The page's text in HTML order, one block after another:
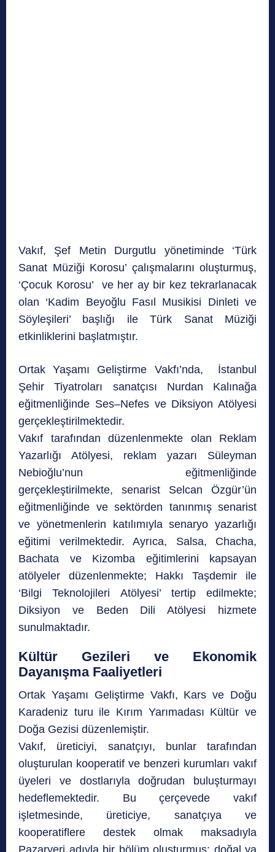
Vakıf, Şef Metin Durgutlu yönetiminde ‘Türk
Sanat Müziği Korosu’ çalışmalarını oluşturmuş,
‘Çocuk Korosu’ ve her ay bir kez tekrarlanacak
olan ‘Kadim Beyoğlu Fasıl Musikisi Dinleti ve
Söyleşileri’ başlığı ile Türk Sanat Müziği
etkinliklerini başlatmıştır.
Ortak Yaşamı Geliştirme Vakfı’nda, İstanbul
Şehir Tiyatroları sanatçısı Nurdan Kalınağa
eğitmenliğinde Ses–Nefes ve Diksiyon Atölyesi
gerçekleştirilmektedir.
Vakıf tarafından düzenlenmekte olan Reklam
Yazarlığı Atölyesi, reklam yazarı Süleyman
Nebioğlu’nun eğitmenliğinde
gerçekleştirilmekte, senarist Selcan Özgür’ün
eğitmenliğinde ve sektörden tanınmış senarist
ve yönetmenlerin katılımıyla senaryo yazarlığı
eğitimi verilmektedir. Ayrıca, Salsa, Chacha,
Bachata ve Kizomba eğitimlerini kapsayan
atölyeler düzenlenmekte; Hakkı Taşdemir ile
‘Bilgi Teknolojileri Atölyesi’ tertip edilmekte;
Diksiyon ve Beden Dili Atölyesi hizmete
sunulmaktadır.
Kültür Gezileri ve Ekonomik
Dayanışma Faaliyetleri
Ortak Yaşamı Geliştirme Vakfı, Kars ve Doğu
Karadeniz turu ile Kırım Yarımadası Kültür ve
Doğa Gezisi düzenlemiştir.
Vakıf, üreticiyi, sanatçıyı, bunlar tarafından
oluşturulan kooperatif ve benzeri kurumları vakıf
üyeleri ve dostlarıyla doğrudan buluşturmayı
hedeflemektedir. Bu çerçevede vakıf
işletmesinde, üreticiye, sanatçıya ve
kooperatiflere destek olmak maksadıyla